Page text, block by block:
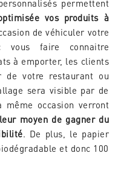
permettent
vos produits à
de véhiculer votre
vous faire connaitre
à emporter, les clients
de votre restaurant ou
sera visible par de
même occasion verront
moyen de gagner du
. De plus, le papier
et donc 100